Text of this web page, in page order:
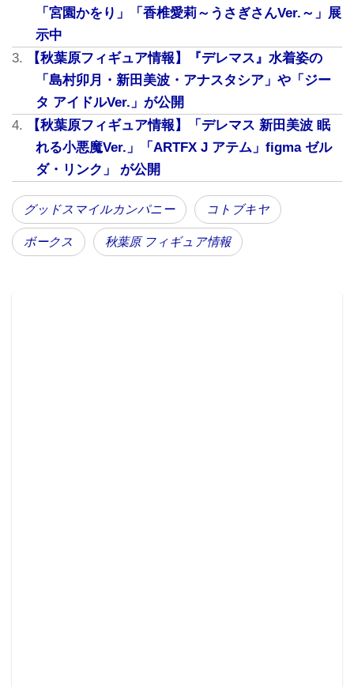
過去の「秋葉原フィギュア情報」記事は
ボークス秋葉原ホビー天国
「宮園かをり」「香椎愛莉～うさぎさんVer.～」展
示中
【秋葉原フィギュア情報】『デレマス』水着姿の
「島村卯月・新田美波・アナスタシア」や「ジー
タ アイドルVer.」が公開
【秋葉原フィギュア情報】「デレマス 新田美波 眠
れる小悪魔Ver.」「ARTFX J アテム」figma ゼル
ダ・リンク」 が公開
グッドスマイルカンパニー コトブキヤ
ボークス 秋葉原 フィギュア情報